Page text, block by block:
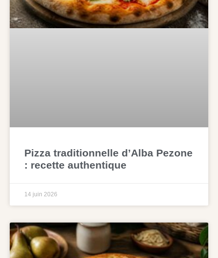
Pizza traditionnelle d’Alba Pezone
: recette authentique
14 juin 2026